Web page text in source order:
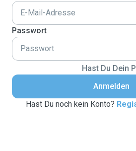
Passwort
Hast Du Dein
Anmelden
Hast Du noch kein Konto?